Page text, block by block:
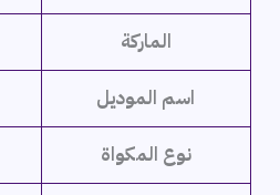
الماركة
اسم الموديل
نوع المكواة